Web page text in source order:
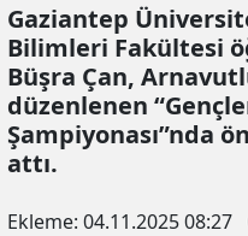
Gaziantep
Bilimleri Fakültesi
Büşra Çan,
düzenlenen
Şampiyonası”nda
attı.
Ekleme: 04.11.2025 08:27